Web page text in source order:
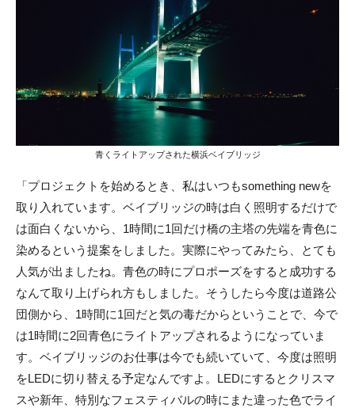
青くライトアップされた横浜ベイブリッジ
「プロジェクトを始めるとき、私はいつもsomething newを
取り入れています。ベイブリッジの時は白く照明するだけで
は面白くないから、1時間に1回だけ橋の主塔の先端を青色に
染めるという提案をしました。実際にやってみたら、とても
人気が出ましたね。青色の時にプロポーズをすると成功する
なんて取り上げられ方もしました。そうしたら今度は道路公
団側から、1時間に1回だと気の毒だからということで、今で
は1時間に2回青色にライトアップされるようになっていま
す。ベイブリッジのお仕事は今でも続いていて、今度は照明
をLEDに切り替える予定なんですよ。LEDにするとクリスマ
スや新年、特別なフェスティバルの時にまた違った色でライ